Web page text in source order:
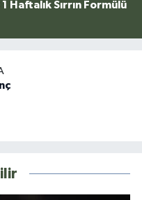
Haftalık Sırrın Formülü